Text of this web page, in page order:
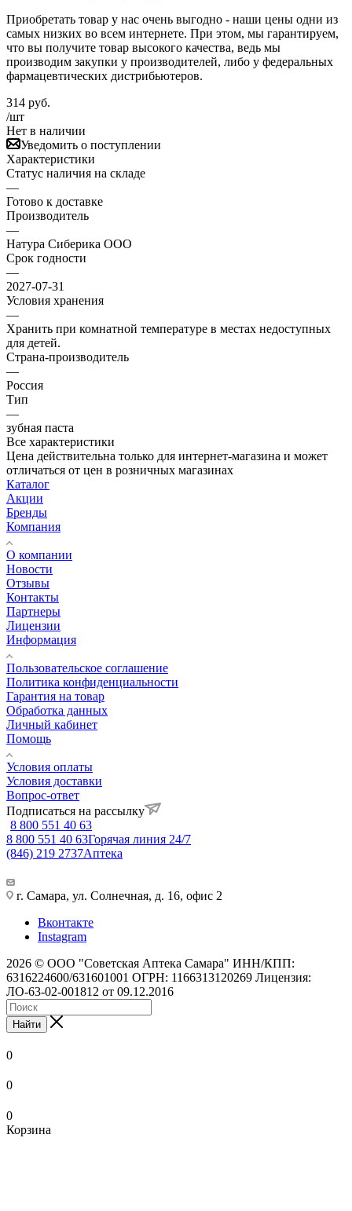
Приобретать товар у нас очень выгодно - наши цены одни из
самых низких во всем интернете. При этом, мы гарантируем,
что вы получите товар высокого качества, ведь мы
производим закупки у производителей, либо у федеральных
фармацевтических дистрибьютеров.
314 руб.
/шт
Нет в наличии
Уведомить о поступлении
Характеристики
Статус наличия на складе
—
Готово к доставке
Производитель
—
Натура Сиберика ООО
Срок годности
—
2027-07-31
Условия хранения
—
Хранить при комнатной температуре в местах недоступных
для детей.
Страна-производитель
—
Россия
Тип
—
зубная паста
Все характеристики
Цена действительна только для интернет-магазина и может
отличаться от цен в розничных магазинах
Каталог
Акции
Бренды
Компания
О компании
Новости
Отзывы
Контакты
Партнеры
Лицензии
Информация
Пользовательское соглашение
Политика конфиденциальности
Гарантия на товар
Обработка данных
Личный кабинет
Помощь
Условия оплаты
Условия доставки
Вопрос-ответ
Подписаться на рассылку
8 800 551 40 63
8 800 551 40 63Горячая линия 24/7
(846) 219 2737Аптека
г. Самара, ул. Солнечная, д. 16, офис 2
Вконтакте
Instagram
2026 © ООО "Советская Аптека Самара" ИНН/КПП:
6316224600/631601001 ОГРН: 1166313120269 Лицензия:
ЛО-63-02-001812 от 09.12.2016
Найти
0
0
0
Корзина